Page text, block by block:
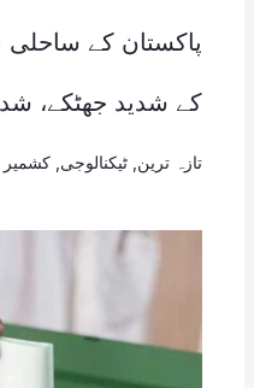
پاکستان کے ساحلی
کے شدید جھٹکے، شدت 4.5
تازہ ترین ٹیکنالوجی کشمیر